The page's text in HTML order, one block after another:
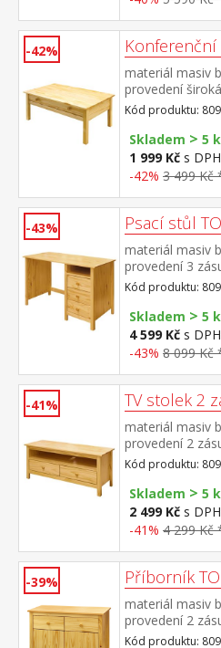
-42% Konferenční
materiál masiv
provedení
pojezdy
Kód produktu:
Skladem > 5
1 999 Kč s DPH
-42% 3 499 Kč
-43% Psací stůl
materiál masiv
provedení 3
police výsuv
je možno
klávesnici 8840
Kód produktu:
Skladem > 5
4 599 Kč s DPH
-43% 8 099 Kč
-41% TV stolek 2
materiál masiv
provedení 2
police
Kód produktu:
Skladem > 5
2 499 Kč s DPH
-41% 4 299 Kč
-39% Příborník
materiál masiv
provedení 2
plné dveře, 1
Kód produktu: